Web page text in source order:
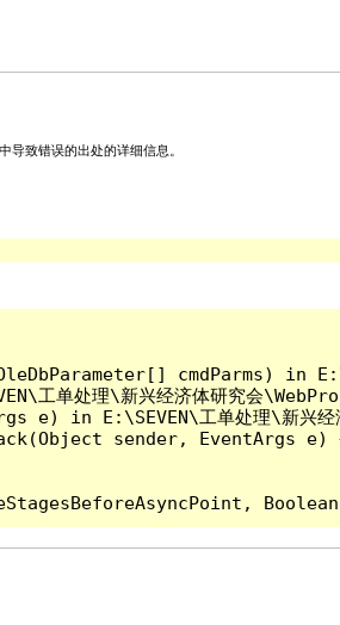
导致错误的出处的详细信息。
cmdParms) in
工单处理\新兴经济体研究会
e) in E:\SEVEN\工单处理\新兴
sender, EventArgs e)